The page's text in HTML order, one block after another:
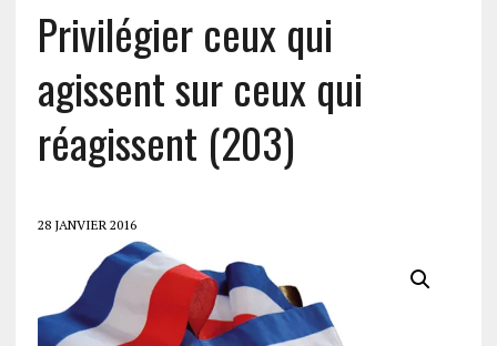
Privilégier ceux qui
agissent sur ceux qui
réagissent (203)
28 JANVIER 2016